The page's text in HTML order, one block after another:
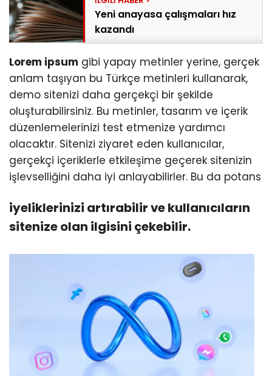
Yeni anayasa çalışmaları hız
kazandı
Lorem ipsum gibi yapay metinler yerine, gerçek
anlam taşıyan bu Türkçe metinleri kullanarak,
demo sitenizi daha gerçekçi bir şekilde
oluşturabilirsiniz. Bu metinler, tasarım ve içerik
düzenlemelerinizi test etmenize yardımcı
olacaktır. Sitenizi ziyaret eden kullanıcılar,
gerçekçi içeriklerle etkileşime geçerek sitenizin
işlevselliğini daha iyi anlayabilirler. Bu da potans
iyeliklerinizi artırabilir ve kullanıcıların
sitenize olan ilgisini çekebilir.